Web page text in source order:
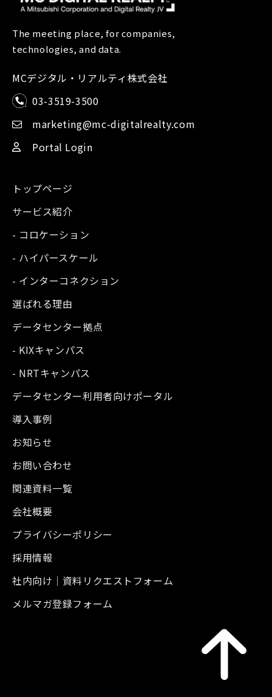
The meeting place, for companies,
technologies, and data.
MCデジタル・リアルティ株式会社
03-3519-3500
marketing@mc-digitalrealty.com
Portal Login
トップページ
サービス紹介
- コロケーション
- ハイパースケール
- インターコネクション
選ばれる理由
データセンター拠点
- KIXキャンパス
- NRTキャンパス
データセンター利用者向けポータル
導入事例
お知らせ
お問い合わせ
関連資料一覧
会社概要
プライバシーポリシー
採用情報
社内向け｜資料リクエストフォーム
メルマガ登録フォーム